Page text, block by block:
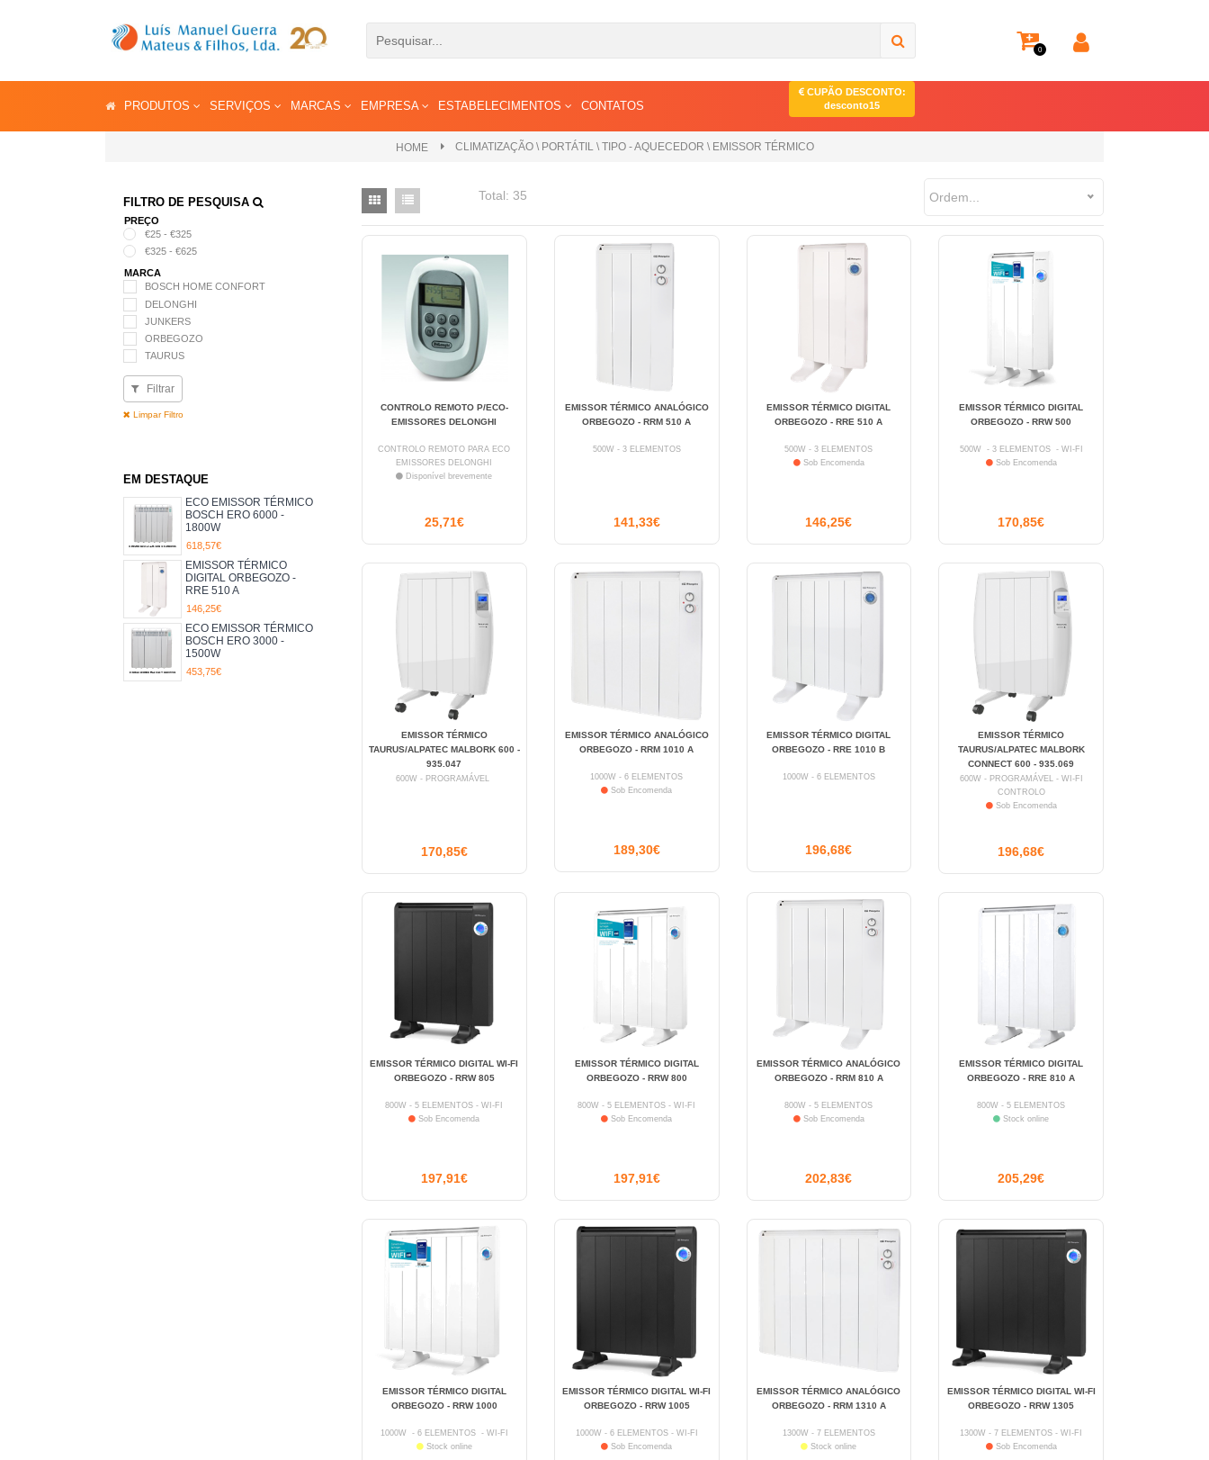
0
PRODUTOS SERVIÇOS MARCAS EMPRESA ESTABELECIMENTOS CONTATOS
CUPÃO DESCONTO:
desconto15
HOME CLIMATIZAÇÃO \ PORTÁTIL \ TIPO - AQUECEDOR \ EMISSOR TÉRMICO
FILTRO DE PESQUISA
PREÇO
€25 - €325
€325 - €625
MARCA
BOSCH HOME CONFORT
DELONGHI
JUNKERS
ORBEGOZO
TAURUS
Filtrar
Limpar Filtro
EM DESTAQUE
ECO EMISSOR TÉRMICO
BOSCH ERO 6000 -
1800W
618,57€
EMISSOR TÉRMICO
DIGITAL ORBEGOZO -
RRE 510 A
146,25€
ECO EMISSOR TÉRMICO
BOSCH ERO 3000 -
1500W
453,75€
Total: 35 Ordem...
CONTROLO REMOTO P/ECO-
EMISSORES DELONGHI
CONTROLO REMOTO PARA ECO
EMISSORES DELONGHI
Disponível brevemente
25,71€
EMISSOR TÉRMICO ANALÓGICO
ORBEGOZO - RRM 510 A
500W - 3 ELEMENTOS
141,33€
EMISSOR TÉRMICO DIGITAL
ORBEGOZO - RRE 510 A
500W - 3 ELEMENTOS
Sob Encomenda
146,25€
EMISSOR TÉRMICO DIGITAL
ORBEGOZO - RRW 500
500W - 3 ELEMENTOS - WI-FI
Sob Encomenda
170,85€
EMISSOR TÉRMICO
TAURUS/ALPATEC MALBORK 600 -
935.047
600W - PROGRAMÁVEL
170,85€
EMISSOR TÉRMICO ANALÓGICO
ORBEGOZO - RRM 1010 A
1000W - 6 ELEMENTOS
Sob Encomenda
189,30€
EMISSOR TÉRMICO DIGITAL
ORBEGOZO - RRE 1010 B
1000W - 6 ELEMENTOS
196,68€
EMISSOR TÉRMICO
TAURUS/ALPATEC MALBORK
CONNECT 600 - 935.069
600W - PROGRAMÁVEL - WI-FI
CONTROLO
Sob Encomenda
196,68€
EMISSOR TÉRMICO DIGITAL WI-FI
ORBEGOZO - RRW 805
800W - 5 ELEMENTOS - WI-FI
Sob Encomenda
197,91€
EMISSOR TÉRMICO DIGITAL
ORBEGOZO - RRW 800
800W - 5 ELEMENTOS - WI-FI
Sob Encomenda
197,91€
EMISSOR TÉRMICO ANALÓGICO
ORBEGOZO - RRM 810 A
800W - 5 ELEMENTOS
Sob Encomenda
202,83€
EMISSOR TÉRMICO DIGITAL
ORBEGOZO - RRE 810 A
800W - 5 ELEMENTOS
Stock online
205,29€
EMISSOR TÉRMICO DIGITAL
ORBEGOZO - RRW 1000
1000W - 6 ELEMENTOS - WI-FI
Stock online
EMISSOR TÉRMICO DIGITAL WI-FI
ORBEGOZO - RRW 1005
1000W - 6 ELEMENTOS - WI-FI
Sob Encomenda
EMISSOR TÉRMICO ANALÓGICO
ORBEGOZO - RRM 1310 A
1300W - 7 ELEMENTOS
Stock online
EMISSOR TÉRMICO DIGITAL WI-FI
ORBEGOZO - RRW 1305
1300W - 7 ELEMENTOS - WI-FI
Sob Encomenda